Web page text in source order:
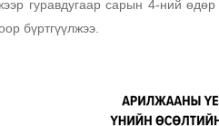
гуравдугаар сарын 4-ний
бүртгүүлжээ.